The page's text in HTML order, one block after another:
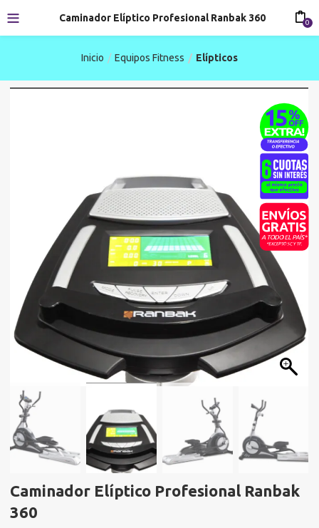
Caminador Elíptico Profesional Ranbak 360 0
Inicio Equipos Fitness Elípticos
Caminador Elíptico Profesional Ranbak
360